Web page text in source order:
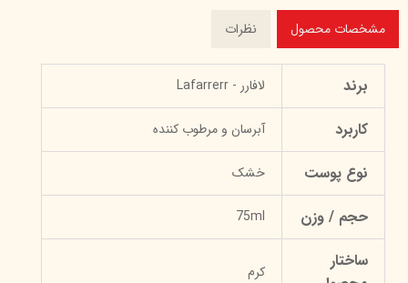
مشخصات محصول نظرات
برند لافارر - Lafarrerr
کاربرد آبرسان و مرطوب کننده
نوع پوست خشک
حجم / وزن 75ml
ساختار
کرم